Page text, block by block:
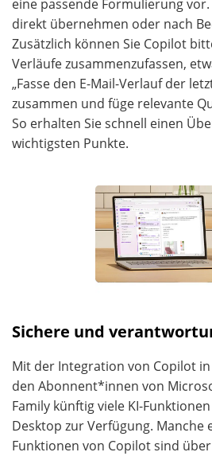
eine passende Formulierung
direkt übernehmen oder nach
Zusätzlich können Sie Copilot
Verläufe zusammenzufassen,
„Fasse den E-Mail-Verlauf der
zusammen und füge relevante
So erhalten Sie schnell einen
wichtigsten Punkte.
Sichere und
Mit der Integration von Copilot
den Abonnent*innen von
Family künftig viele KI-
Desktop zur Verfügung. Manche
Funktionen von Copilot sind